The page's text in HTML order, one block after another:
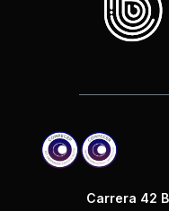
Carrera 42